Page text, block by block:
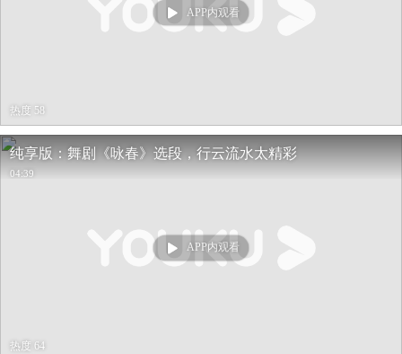
APP内观看
热度 58
纯享版：舞剧《咏春》选段，行云流水太精彩
04:39
APP内观看
热度 64